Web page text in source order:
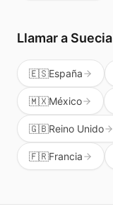
Llamar a Suecia
🇪🇸España
🇲🇽México
🇬🇧Reino Unido
🇫🇷Francia